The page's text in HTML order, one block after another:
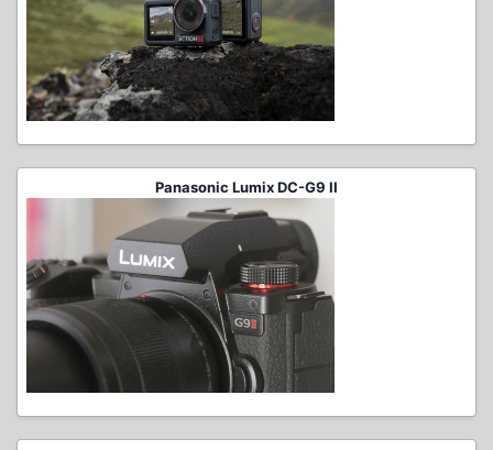
Panasonic Lumix DC-G9 II